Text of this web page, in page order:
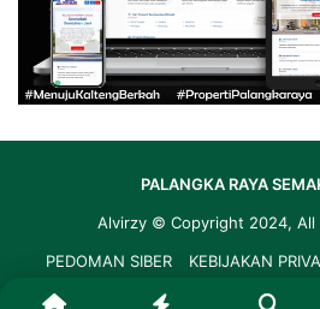
PALANGKA RAYA
Alvirzy © Copyright 2024, All
PEDOMAN SIBER
KEBIJAKAN
LAYANAN